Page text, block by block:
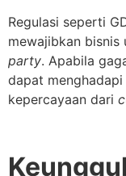
Regulasi seperti
mewajibkan bisnis
party. Apabila
dapat
kepercayaan dari